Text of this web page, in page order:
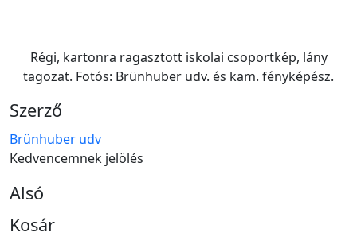
Régi, kartonra ragasztott iskolai csoportkép, lány
tagozat. Fotós: Brünhuber udv. és kam. fényképész.
Szerző
Brünhuber udv
Kedvencemnek jelölés
Alsó
Kosár